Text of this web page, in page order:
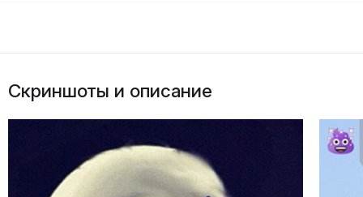
Скриншоты и описание